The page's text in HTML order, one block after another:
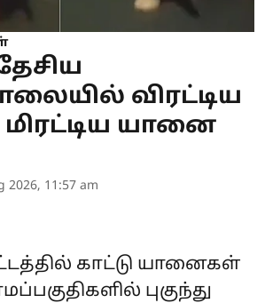
விரட்டிய
யானை
2026, 11:57 am
காட்டு யானைகள்
புகுந்து